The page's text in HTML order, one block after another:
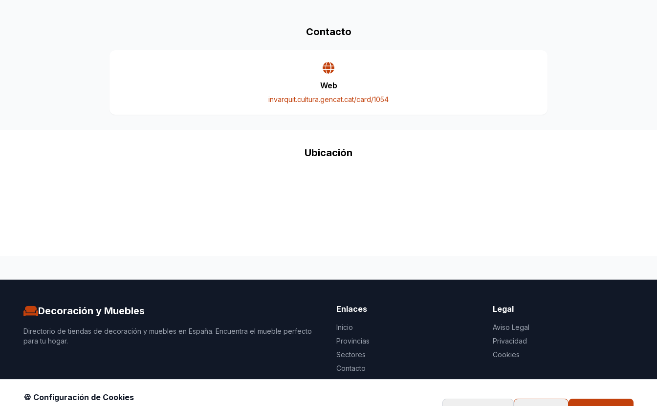
Contacto
Web
invarquit.cultura.gencat.cat/card/1054
Ubicación
Decoración y Muebles
Directorio de tiendas de decoración y muebles en España. Encuentra el mueble perfecto
para tu hogar.
Enlaces
Inicio
Provincias
Sectores
Contacto
Legal
Aviso Legal
Privacidad
Cookies
🍪 Configuración de Cookies